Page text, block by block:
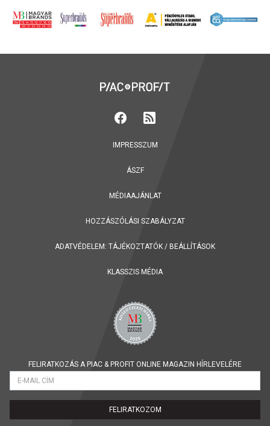
IMPRESSZUM
ÁSZF
MÉDIAAJÁNLAT
HOZZÁSZÓLÁSI SZABÁLYZAT
ADATVÉDELEM: TÁJÉKOZTATÓK / BEÁLLÍTÁSOK
KLASSZIS MÉDIA
FELIRATKOZÁS A PIAC & PROFIT ONLINE MAGAZIN HÍRLEVELÉRE
FELIRATKOZOM